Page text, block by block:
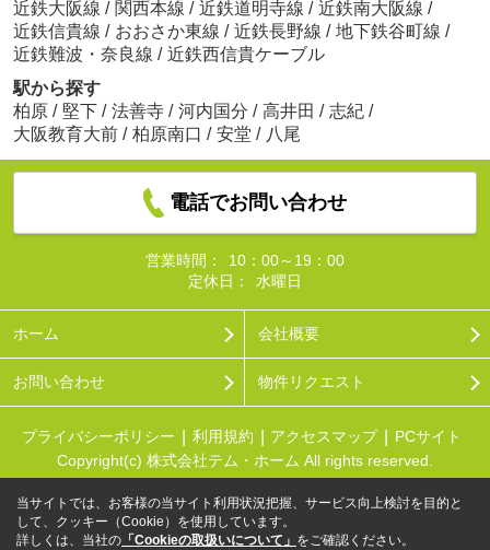
近鉄大阪線 / 関西本線 / 近鉄道明寺線 / 近鉄南大阪線 /
近鉄信貴線 / おおさか東線 / 近鉄長野線 / 地下鉄谷町線 /
近鉄難波・奈良線 / 近鉄西信貴ケーブル
駅から探す
柏原 / 堅下 / 法善寺 / 河内国分 / 高井田 / 志紀 /
大阪教育大前 / 柏原南口 / 安堂 / 八尾
電話でお問い合わせ
営業時間：
10：00～19：00
定休日：
水曜日
ホーム 会社概要
お問い合わせ 物件リクエスト
プライバシーポリシー 利用規約 アクセスマップ
PCサイト
Copyright(c) 株式会社テム・ホーム All rights reserved.
当サイトでは、お客様の当サイト利用状況把握、サービス向上検討を目的と
して、クッキー（Cookie）を使用しています。
詳しくは、当社の 「Cookieの取扱いについて」 をご確認ください。